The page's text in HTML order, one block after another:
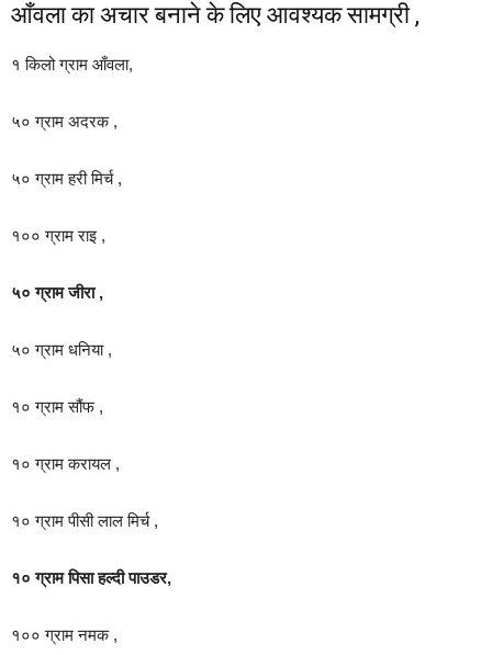
आँवला का अचार बनाने के लिए आवश्यक सामग्री ,
१ किलो ग्राम आँवला,
५० ग्राम अदरक ,
५० ग्राम हरी मिर्च ,
१०० ग्राम राइ ,
५० ग्राम जीरा ,
५० ग्राम धनिया ,
१० ग्राम सौंफ ,
१० ग्राम करायल ,
१० ग्राम पीसी लाल मिर्च ,
१० ग्राम पिसा हल्दी पाउडर,
१०० ग्राम नमक ,